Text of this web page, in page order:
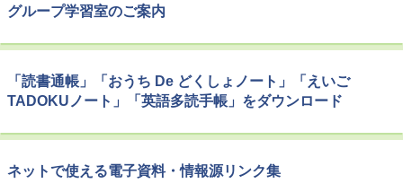
グループ学習室のご案内
「読書通帳」「おうち De どくしょノート」「えいご
TADOKUノート」「英語多読手帳」をダウンロード
ネットで使える電子資料・情報源リンク集